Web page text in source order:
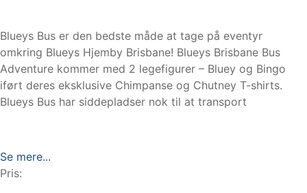
Blueys Bus er den bedste måde at tage på eventyr
omkring Blueys Hjemby Brisbane! Blueys Brisbane Bus
Adventure kommer med 2 legefigurer – Bluey og Bingo
iført deres eksklusive Chimpanse og Chutney T-shirts.
Blueys Bus har siddepladser nok til at transport
Se mere...
Pris: